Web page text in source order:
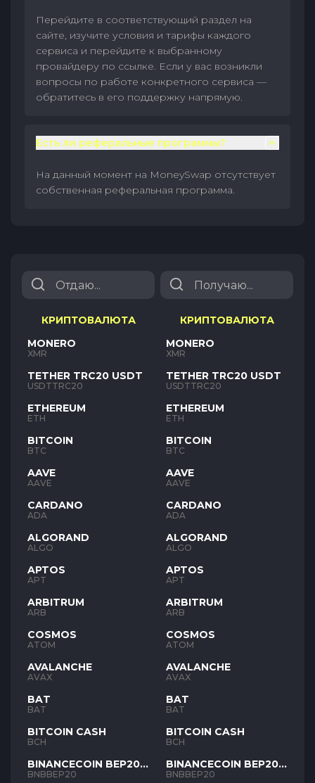
Перейдите в соответствующий раздел на
сайте, изучите условия и тарифы каждого
сервиса и перейдите к выбранному
провайдеру по ссылке. Если у вас возникли
вопросы по работе конкретного сервиса —
обратитесь в его поддержку напрямую.
Есть ли реферальные программы?
На данный момент на MoneySwap отсутствует
собственная реферальная программа.
КРИПТОВАЛЮТА
MONERO
XMR
TETHER TRC20 USDT
USDTTRC20
ETHEREUM
ETH
BITCOIN
BTC
AAVE
AAVE
CARDANO
ADA
ALGORAND
ALGO
APTOS
APT
ARBITRUM
ARB
COSMOS
ATOM
AVALANCHE
AVAX
BAT
BAT
BITCOIN CASH
BCH
BINANCECOIN BEP20
BNB
BNBBEP20
КРИПТОВАЛЮТА
MONERO
XMR
TETHER TRC20 USDT
USDTTRC20
ETHEREUM
ETH
BITCOIN
BTC
AAVE
AAVE
CARDANO
ADA
ALGORAND
ALGO
APTOS
APT
ARBITRUM
ARB
COSMOS
ATOM
AVALANCHE
AVAX
BAT
BAT
BITCOIN CASH
BCH
BINANCECOIN BEP20
BNB
BNBBEP20